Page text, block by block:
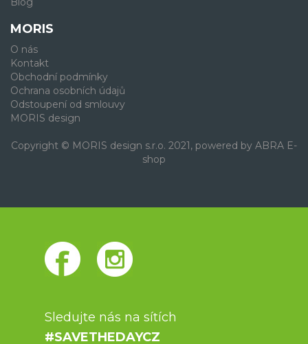
MORIS
O nás
Kontakt
Obchodní podmínky
Ochrana osobních údajů
Odstoupení od smlouvy
MORIS design
Copyright © MORIS design s.r.o. 2021, powered by ABRA E-
shop
Sledujte nás na sítích
#SAVETHEDAYCZ